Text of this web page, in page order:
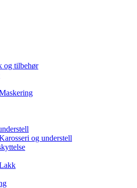
og tilbehør
og understell